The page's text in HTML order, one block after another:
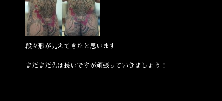
段々形が見えてきたと思います
まだまだ先は長いですが頑張っていきましょう！